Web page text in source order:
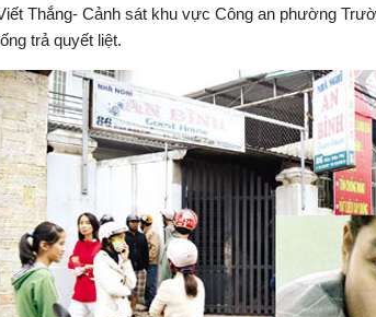
Thắng- Cảnh sát khu vực Công an phường
trả quyết liệt.